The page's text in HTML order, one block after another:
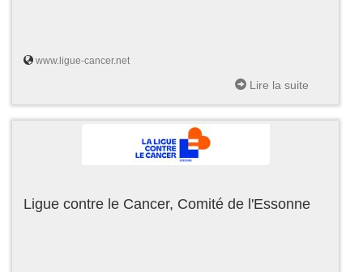
www.ligue-cancer.net
Lire la suite
Ligue contre le Cancer, Comité de l'Essonne